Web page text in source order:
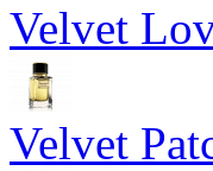
Velvet
Velvet